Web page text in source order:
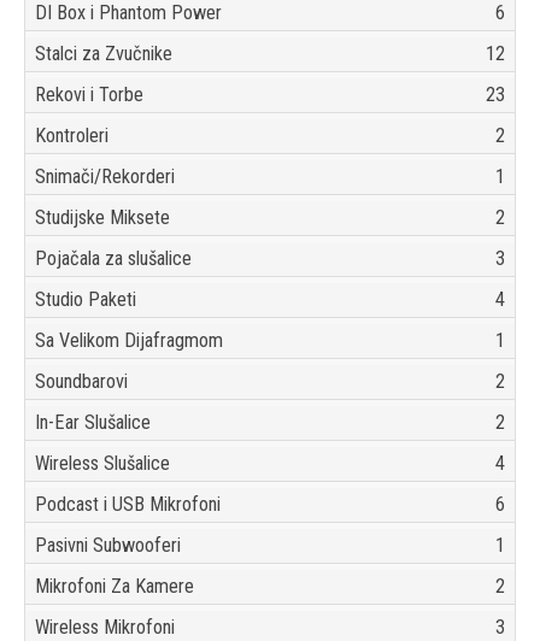
DI Box i Phantom Power
6
Stalci za Zvučnike
12
Rekovi i Torbe
23
Kontroleri
2
Snimači/Rekorderi
1
Studijske Miksete
2
Pojačala za slušalice
3
Studio Paketi
4
Sa Velikom Dijafragmom
1
Soundbarovi
2
In-Ear Slušalice
2
Wireless Slušalice
4
Podcast i USB Mikrofoni
6
Pasivni Subwooferi
1
Mikrofoni Za Kamere
2
Wireless Mikrofoni
3